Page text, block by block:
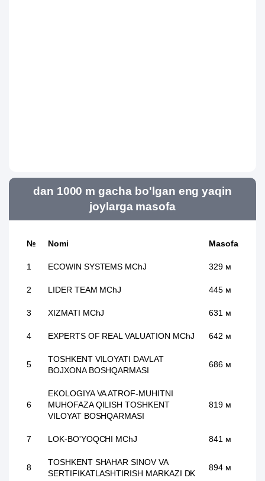
dan 1000 m gacha bo'lgan eng yaqin
joylarga masofa
№ Nomi Masofa
1 ECOWIN SYSTEMS MChJ 329 м
2 LIDER TEAM MChJ 445 м
3 XIZMATI MChJ 631 м
4 EXPERTS OF REAL VALUATION MChJ 642 м
5
TOSHKENT VILOYATI DAVLAT
BOJXONA BOSHQARMASI
686 м
6
EKOLOGIYA VA ATROF-MUHITNI
MUHOFAZA QILISH TOSHKENT
VILOYAT BOSHQARMASI
819 м
7 LOK-BO'YOQCHI MChJ 841 м
8
TOSHKENT SHAHAR SINOV VA
SERTIFIKATLASHTIRISH MARKAZI DK
894 м